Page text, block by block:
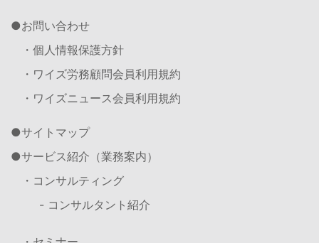
お問い合わせ
・個人情報保護方針
・ワイズ労務顧問会員利用規約
・ワイズニュース会員利用規約
サイトマップ
サービス紹介（業務案内）
・コンサルティング
- コンサルタント紹介